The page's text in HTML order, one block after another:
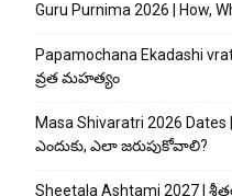
Guru Purnima 2026 | How,
Papamochana
వ్రత మహత్యం
Masa Shivaratri 2026
ఎందుకు, ఎలా జరుపుకోవాలి?
Sheetala Ashtami 2027 |